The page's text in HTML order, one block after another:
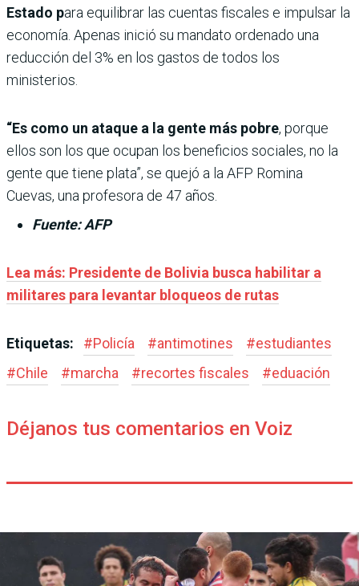
Estado para equilibrar las cuentas fiscales e impulsar la
economía. Apenas inició su mandato ordenado una
reducción del 3% en los gastos de todos los
ministerios.
“Es como un ataque a la gente más pobre, porque
ellos son los que ocupan los beneficios sociales, no la
gente que tiene plata”, se quejó a la AFP Romina
Cuevas, una profesora de 47 años.
Fuente: AFP
Lea más: Presidente de Bolivia busca habilitar a
militares para levantar bloqueos de rutas
Etiquetas: #Policía #antimotines #estudiantes
#Chile #marcha #recortes fiscales #eduación
Déjanos tus comentarios en Voiz